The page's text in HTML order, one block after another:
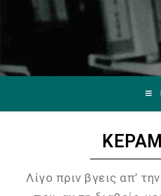
Λίγο πριν βγεις απ’